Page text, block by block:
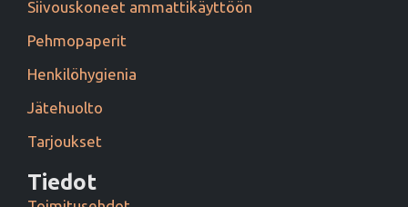
Siivouskoneet ammattikäyttöön
Pehmopaperit
Henkilöhygienia
Jätehuolto
Tarjoukset
Tiedot